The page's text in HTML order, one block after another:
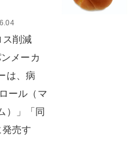
ス削減
メーカ
は、病
ール（マ
）」「同
発売す